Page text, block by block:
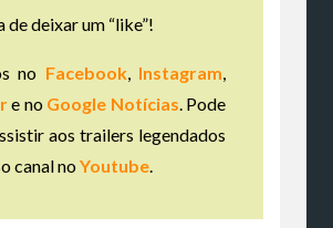
de deixar um “like”!
no Facebook, Instagram
e no Google Notícias . Pode
aos trailers legendados
canal noYoutube